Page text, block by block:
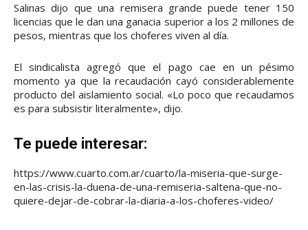
Salinas dijo que una remisera grande puede tener 150
licencias que le dan una ganacia superior a los 2 millones de
pesos, mientras que los choferes viven al día.
El sindicalista agregó que el pago cae en un pésimo
momento ya que la recaudación cayó considerablemente
producto del aislamiento social. «Lo poco que recaudamos
es para subsistir literalmente», dijo.
Te puede interesar:
https://www.cuarto.com.ar/cuarto/la-miseria-que-surge-
en-las-crisis-la-duena-de-una-remiseria-saltena-que-no-
quiere-dejar-de-cobrar-la-diaria-a-los-choferes-video/